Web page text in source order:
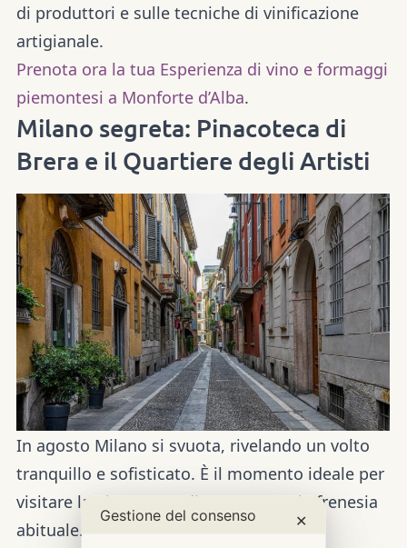
di produttori e sulle tecniche di vinificazione
artigianale.
Prenota ora la tua Esperienza di vino e formaggi
piemontesi a Monforte d’Alba.
Milano segreta: Pinacoteca di
Brera e il Quartiere degli Artisti
In agosto Milano si svuota, rivelando un volto
tranquillo e sofisticato. È il momento ideale per
visitare la
Pinacoteca di Brera
senza la frenesia
abituale.
Gestione del consenso ✕